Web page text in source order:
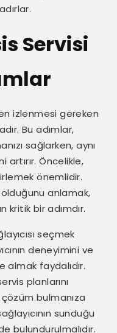
Servisi
izlenmesi gereken
Bu adımlar,
sağlarken, aynı
Öncelikle,
önemlidir.
anlamak,
kritik bir adımdır.
seçmek
deneyimini ve
faydalıdır.
planlarını
bulmanıza
sunduğu
bulundurulmalıdır.